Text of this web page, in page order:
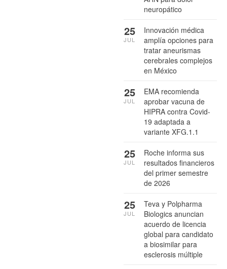
neuropático
Innovación médica
amplía opciones para
tratar aneurismas
cerebrales complejos
en México
25
JUL
EMA recomienda
aprobar vacuna de
HIPRA contra Covid-
19 adaptada a
variante XFG.1.1
25
JUL
Roche informa sus
resultados financieros
del primer semestre
de 2026
25
JUL
Teva y Polpharma
Biologics anuncian
acuerdo de licencia
global para candidato
a biosimilar para
esclerosis múltiple
25
JUL